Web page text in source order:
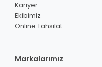
Kariyer
Ekibimiz
Online Tahsilat
Markalarımız